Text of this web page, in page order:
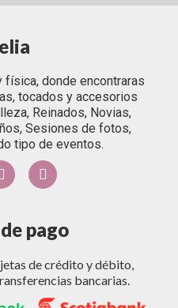
física, donde encontraras
tocados y accesorios
Reinados, Novias,
Sesiones de fotos,
tipo de eventos.
pago
de crédito y débito,
bancarias.